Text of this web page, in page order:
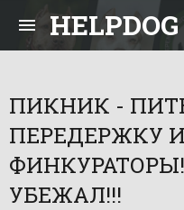
HELPDOG
ПИКНИК -
ПЕРЕДЕРЖКУ
УБЕЖАЛ!!!